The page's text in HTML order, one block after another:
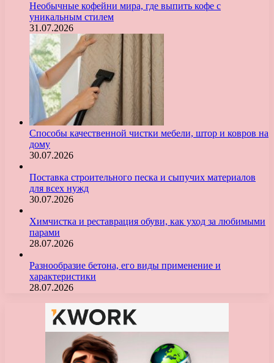
Необычные кофейни мира, где выпить кофе с
уникальным стилем
31.07.2026
Способы качественной чистки мебели, штор и ковров на
дому
30.07.2026
Поставка строительного песка и сыпучих материалов
для всех нужд
30.07.2026
Химчистка и реставрация обуви, как уход за любимыми
парами
28.07.2026
Разнообразие бетона, его виды применение и
характеристики
28.07.2026